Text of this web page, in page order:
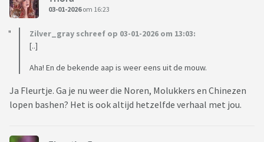
03-01-2026om 16:23
Zilver_gray schreef op 03-01-2026 om 13:03:
[..]
Aha! En de bekende aap is weer eens uit de mouw.
Ja Fleurtje. Ga je nu weer die Noren, Molukkers en Chinezen
lopen bashen? Het is ook altijd hetzelfde verhaal met jou.